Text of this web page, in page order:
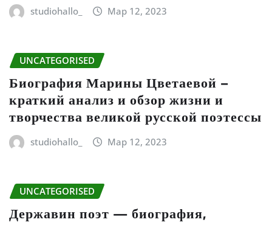
studiohallo_ Мар 12, 2023
UNCATEGORISED
Биография Марины Цветаевой –
краткий анализ и обзор жизни и
творчества великой русской поэтессы
studiohallo_ Мар 12, 2023
UNCATEGORISED
Державин поэт — биография,